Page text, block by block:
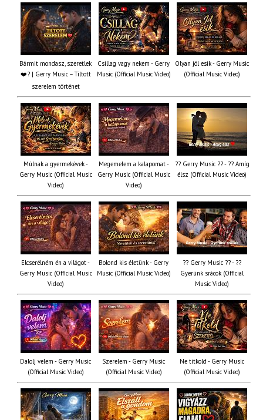
Bármit mondasz, szeretlek
❤️‍? | Gerry Music – Tiltott
szerelem történet
Csillag vagy nekem - Gerry
Music (Official Music Video)
Olyan jól esik - Gerry Music
(Official Music Video)
Múlnak a gyermekévek -
Gerry Music (Official Music
Video)
Megemelem a kalapomat -
Gerry Music (Official Music
Video)
?? Gerry Music ?? - ?? Amíg
élsz (Official Music Video)
Elcserélném én a világot -
Gerry Music (Official Music
Video)
Bolond kis életünk - Gerry
Music (Official Music Video)
?? Gerry Music ?? - ??
Gyerünk srácok (Official
Music Video)
Dalolj velem - Gerry Music
(Official Music Video)
Szerelem - Gerry Music
(Official Music Video)
Ne titkold - Gerry Music
(Official Music Video)